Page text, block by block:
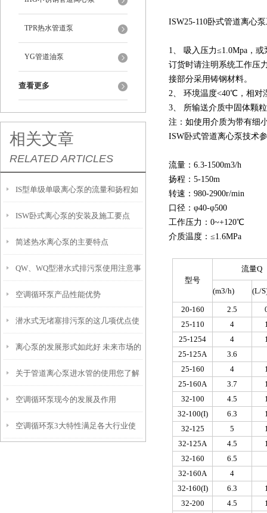
TPR热水管道泵
YG管道油泵
查看更多
相关文章
RELATED ARTICLES
IS型单级单吸离心泵的流量和扬程如
何调节？
ISW卧式离心泵的安装及施工要点
简述热水离心泵的主要特点
QW、WQ型潜水式排污泵使用注意事
项
空调循环泵产品性能优势
潜水式无堵塞排污泵的这几项优点使
其被广泛应用
离心泵的发展形式如此好 未来市场的
占据主要靠产品性能的提升
关于管道离心泵进水管的使用您了解
多少？
空调循环泵现今的发展及作用
空调循环泵3大特性满足各大行业使
ISW25-110卧式管道离心泵
1、 吸入压力≤1.0Mpa，
订货时请注明系统工作压
接部分采用铸钢材料。
2、 环境温度<40℃，相对
3、 所输送介质中固体颗
注：如使用介质为带有细
ISW卧式管道离心泵技术
流量：6.3-1500m3/h
扬程：5-150m
转速：980-2900r/min
口径：φ40-φ500
工作压力：0~+120℃
介质温度：≤1.6MPa
型号
流量Q
(m3/h) (L/
20-160 2.5
25-110
4
25-1254
4
25-125A
3.6
25-160
4
25-160A
3.7
32-100
4.5
32-100(I)
6.3
32-125
5
32-125A
4.5
32-160
6.5
32-160A
4
32-160(I)
6.3
32-200
4.5